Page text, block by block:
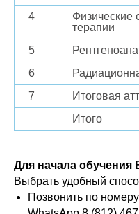
4
Физические
терапии
5
6
7
Итоговая
Итого
Для начала
Выбрать удобный
Позвонить по